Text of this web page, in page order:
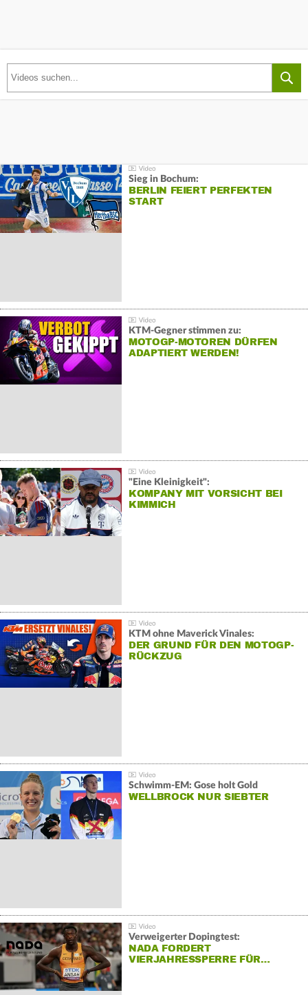
Sieg in Bochum:
BERLIN FEIERT PERFEKTEN
START
KTM-Gegner stimmen zu:
MOTOGP-MOTOREN DÜRFEN
ADAPTIERT WERDEN!
"Eine Kleinigkeit":
KOMPANY MIT VORSICHT BEI
KIMMICH
KTM ohne Maverick Vinales:
DER GRUND FÜR DEN MOTOGP-
RÜCKZUG
Schwimm-EM: Gose holt Gold
WELLBROCK NUR SIEBTER
Verweigerter Dopingtest:
NADA FORDERT
VIERJAHRESSPERRE FÜR…